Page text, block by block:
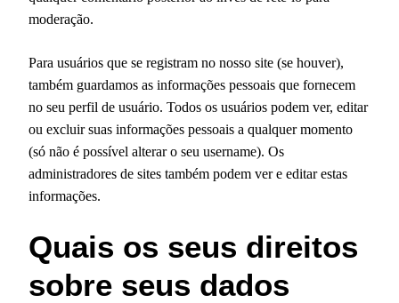
moderação.
Para usuários que se registram no nosso site (se houver),
também guardamos as informações pessoais que fornecem
no seu perfil de usuário. Todos os usuários podem ver, editar
ou excluir suas informações pessoais a qualquer momento
(só não é possível alterar o seu username). Os
administradores de sites também podem ver e editar estas
informações.
Quais os seus direitos
sobre seus dados